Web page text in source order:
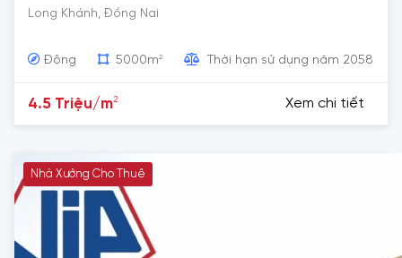
Long Khánh, Đồng Nai
Đông 5000m2 Thời hạn sử dụng năm 2058
4.5 Triệu/m2 Xem chi tiết
Nhà Xưởng Cho Thuê